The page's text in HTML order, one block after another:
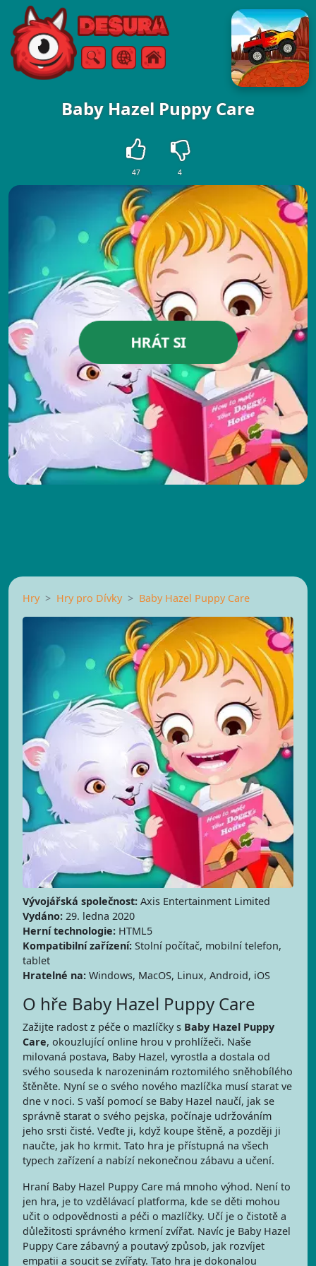
Free Online Games
Vyhledávání
Menu
Baby Hazel Puppy Care
47 4
HRÁT SI
Hry Hry pro Dívky Baby Hazel Puppy Care
Vývojářská společnost: Axis Entertainment Limited
Vydáno: 29. ledna 2020
Herní technologie: HTML5
Kompatibilní zařízení: Stolní počítač, mobilní telefon,
tablet
Hratelné na: Windows, MacOS, Linux, Android, iOS
O hře Baby Hazel Puppy Care
Zažijte radost z péče o mazlíčky s Baby Hazel Puppy
Care, okouzlující online hrou v prohlížeči. Naše
milovaná postava, Baby Hazel, vyrostla a dostala od
svého souseda k narozeninám roztomilého sněhobílého
štěněte. Nyní se o svého nového mazlíčka musí starat ve
dne v noci. S vaší pomocí se Baby Hazel naučí, jak se
správně starat o svého pejska, počínaje udržováním
jeho srsti čisté. Veďte ji, když koupe štěně, a později ji
naučte, jak ho krmit. Tato hra je přístupná na všech
typech zařízení a nabízí nekonečnou zábavu a učení.
Hraní Baby Hazel Puppy Care má mnoho výhod. Není to
jen hra, je to vzdělávací platforma, kde se děti mohou
učit o odpovědnosti a péči o mazlíčky. Učí je o čistotě a
důležitosti správného krmení zvířat. Navíc je Baby Hazel
Puppy Care zábavný a poutavý způsob, jak rozvíjet
empatii a soucit se zvířaty. Tato hra je dokonalou